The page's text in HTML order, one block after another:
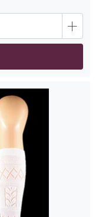
+